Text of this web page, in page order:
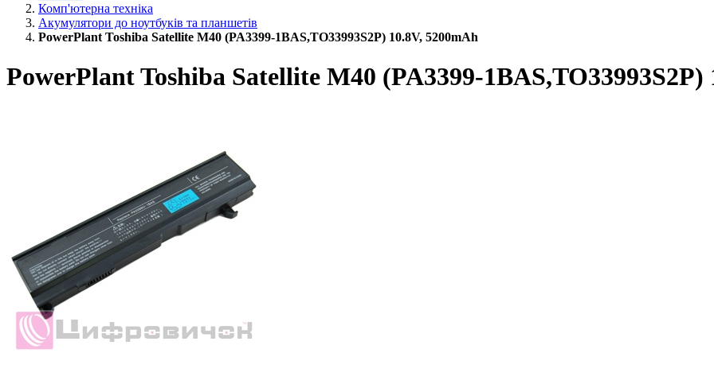
Комп'ютерна техніка
Акумулятори до ноутбуків та планшетів
PowerPlant Toshiba Satellite M40 (PA3399-1BAS,TO33993S2P) 10.8V, 5200mAh
PowerPlant Toshiba Satellite M40 (PA3399-1BAS,TO33993S2P)